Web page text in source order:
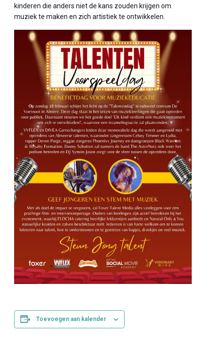
kinderen die anders niet de kans zouden krijgen om
muziek te maken en zich artistiek te ontwikkelen.
Toevoegen aan kalender